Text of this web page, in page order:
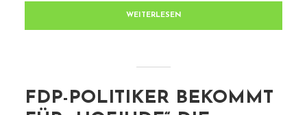
WEITERLESEN
FDP-POLITIKER BEKOMMT